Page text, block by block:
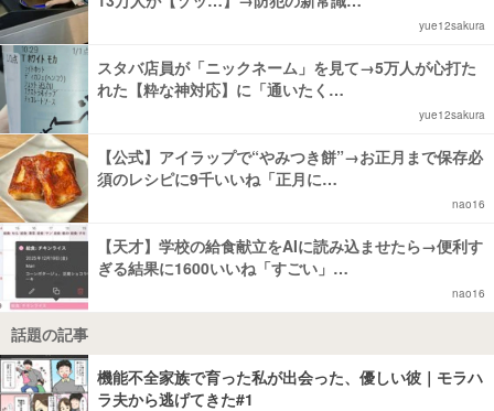
yue12sakura
スタバ店員が「ニックネーム」を見て→5万人が心打た
れた【粋な神対応】に「通いたく…
yue12sakura
【公式】アイラップで“やみつき餅”→お正月まで保存必
須のレシピに9千いいね「正月に…
nao16
【天才】学校の給食献立をAIに読み込ませたら→便利す
ぎる結果に1600いいね「すごい」…
nao16
話題の記事
機能不全家族で育った私が出会った、優しい彼｜モラハ
ラ夫から逃げてきた#1